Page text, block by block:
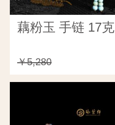
藕粉玉 手链 17克
￥5,280